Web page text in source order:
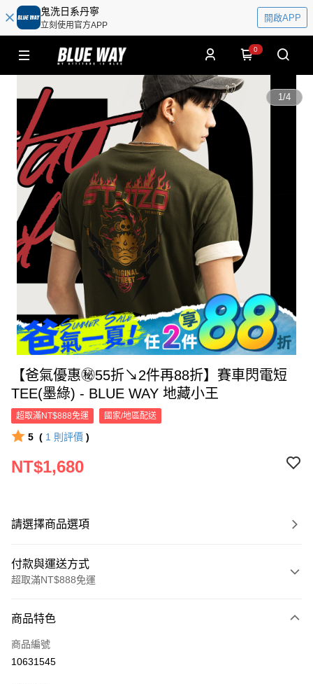
鬼洗日系丹寧
立刻使用官方APP
開啟APP
0
1/4
【爸氣優惠㊙55折↘2件再88折】賽車閃電短
TEE(墨綠) - BLUE WAY 地藏小王
超取滿NT$888免運 國家/地區配送
5 ( 1 則評價 )
NT$1,680
請選擇商品選項
付款與運送方式
超取滿NT$888免運
信用卡一次付款
超商取貨付款
商品特色
商品編號
10631545